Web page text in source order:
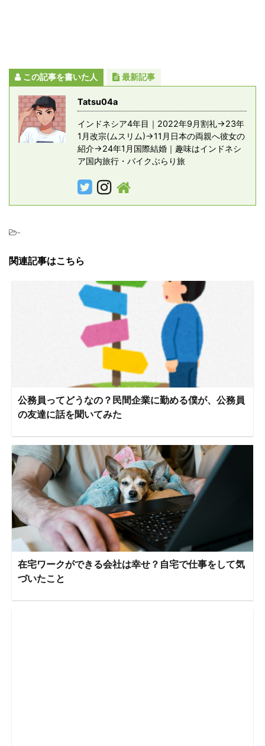
この記事を書いた人 最新記事
Tatsu04a
インドネシア4年目｜2022年9月割礼→23年
1月改宗(ムスリム)→11月日本の両親へ彼女の
紹介→24年1月国際結婚｜趣味はインドネシ
ア国内旅行・バイクぶらり旅
-
関連記事はこちら
公務員ってどうなの？民間企業に勤める僕が、公務員
の友達に話を聞いてみた
在宅ワークができる会社は幸せ？自宅で仕事をして気
づいたこと